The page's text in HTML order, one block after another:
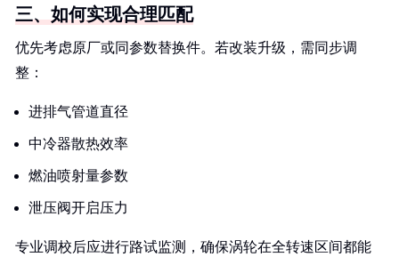
三、如何实现合理匹配
优先考虑原厂或同参数替换件。若改装升级，需同步调
整：
进排气管道直径
中冷器散热效率
燃油喷射量参数
泄压阀开启压力
专业调校后应进行路试监测，确保涡轮在全转速区间都能